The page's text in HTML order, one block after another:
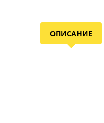
ОПИСАНИЕ